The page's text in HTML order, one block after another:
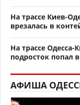
На трассе Киев-
врезалась в
На трассе
подросток попал
АФИША